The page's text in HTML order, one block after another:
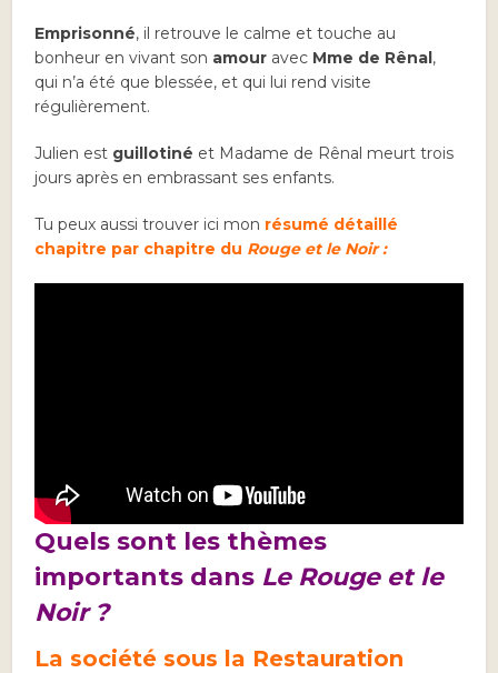
Emprisonné, il retrouve le calme et touche au
bonheur en vivant son amour avec Mme de Rênal,
qui n’a été que blessée, et qui lui rend visite
régulièrement.
Julien est guillotiné et Madame de Rênal meurt trois
jours après en embrassant ses enfants.
Tu peux aussi trouver ici mon résumé détaillé
chapitre par chapitre du Rouge et le Noir :
Quels sont les thèmes
importants dans Le Rouge et le
Noir ?
La société sous la Restauration